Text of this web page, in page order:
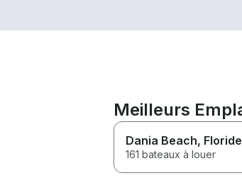
Meilleurs
Dania Beach, Floride
161 bateaux à louer